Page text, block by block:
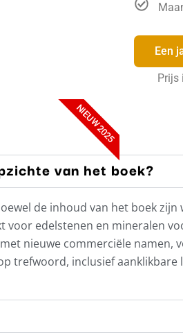
Een
Prijs
NIEUW 2025
van het boek?
de inhoud van het boek
edelstenen en mineralen
nieuwe commerciële namen,
trefwoord, inclusief